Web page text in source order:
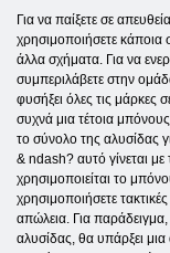
Για να παίξετε σε
χρησιμοποιήσετε κάποια
άλλα σχήματα. Για να
συμπεριλάβετε στην
φυσήξει όλες τις μάρκες
συχνά μια τέτοια
το σύνολο της αλυσίδας
& ndash? αυτό γίνεται
χρησιμοποιείται το
χρησιμοποιήσετε
απώλεια. Για παράδειγμα,
αλυσίδας, θα υπάρξει